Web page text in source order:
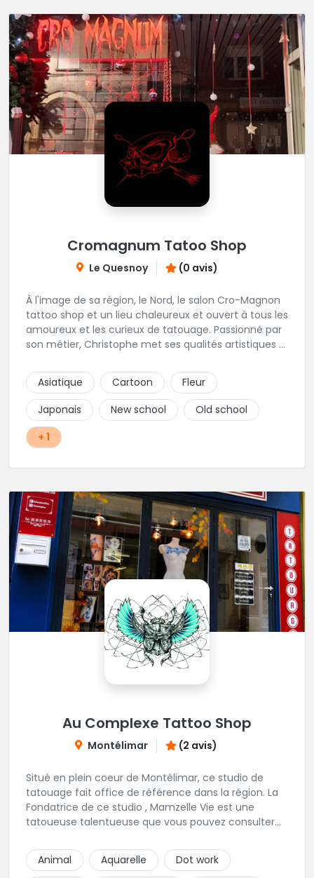
Cromagnum Tatoo Shop
Le Quesnoy (0 avis)
À l'image de sa région, le Nord, le salon Cro-Magnon
tattoo shop et un lieu chaleureux et ouvert à tous les
amoureux et les curieux de tatouage. Passionné par
son métier, Christophe met ses qualités artistiques à
Asiatique
Cartoon
Fleur
Japonais
New school
Old school
+ 1
Au Complexe Tattoo Shop
Montélimar (2 avis)
Situé en plein coeur de Montélimar, ce studio de
tatouage fait office de référence dans la région. La
Fondatrice de ce studio , Mamzelle Vie est une
tatoueuse talentueuse que vous pouvez consulter
Animal
Aquarelle
Dot work